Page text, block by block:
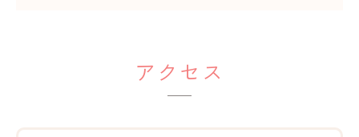
アクセス